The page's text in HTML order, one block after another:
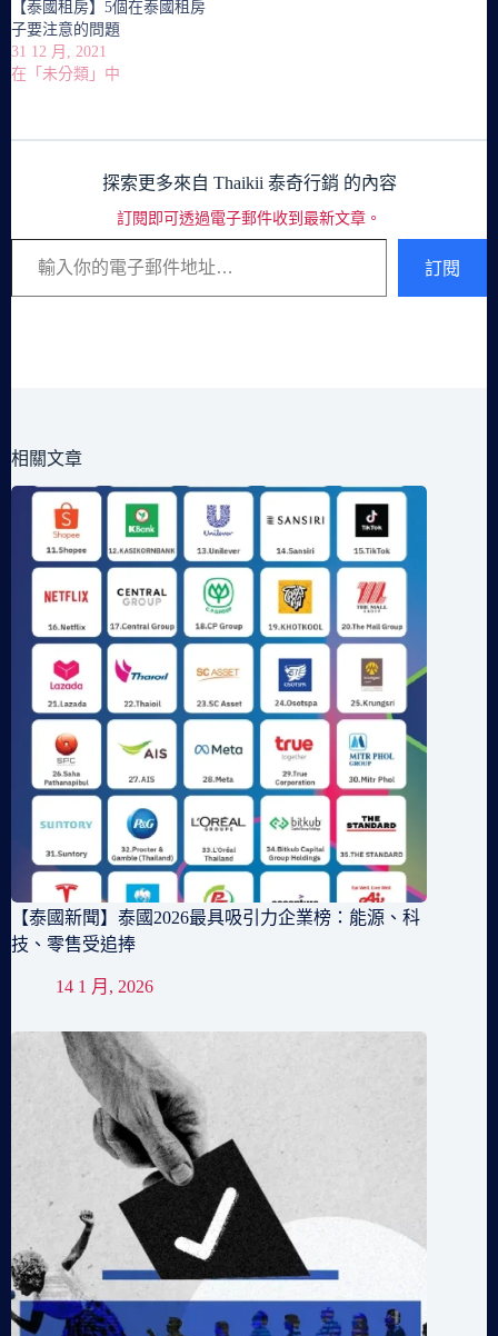
【泰國租房】5個在泰國租房
子要注意的問題
31 12 月, 2021
在「未分類」中
探索更多來自 Thaikii 泰奇行銷 的內容
訂閱即可透過電子郵件收到最新文章。
輸入你的電子郵件地址…
訂閱
相關文章
【泰國新聞】泰國2026最具吸引力企業榜：能源、科
技、零售受追捧
14 1 月, 2026